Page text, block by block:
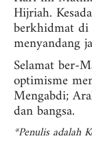
Hijriah.
berkhidmat di
menyandang
Selamat ber-
optimisme
Mengabdi;
dan bangsa.
*Penulis adalah